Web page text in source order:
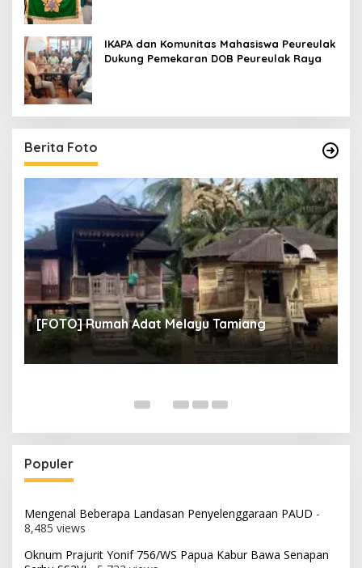
IKAPA dan Komunitas Mahasiswa Peureulak
Dukung Pemekaran DOB Peureulak Raya
Berita Foto
[FOTO] Rumah Adat Melayu Tamiang
Populer
Mengenal Beberapa Landasan Penyelenggaraan PAUD -
8,485 views
Oknum Prajurit Yonif 756/WS Papua Kabur Bawa Senapan